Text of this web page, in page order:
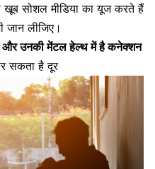
खूब सोशल मीडिया का यूज करते हैं
लीजिए।
और उनकी मेंटल हेल्थ में है कनेक्शन
सकता है दूर